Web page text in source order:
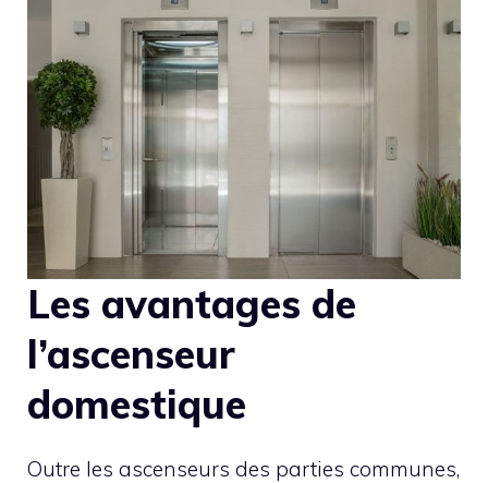
Les avantages de
l’ascenseur
domestique
Outre les ascenseurs des parties communes,